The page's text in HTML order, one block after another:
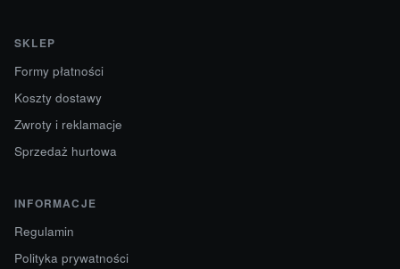
SKLEP
Formy płatności
Koszty dostawy
Zwroty i reklamacje
Sprzedaż hurtowa
INFORMACJE
Regulamin
Polityka prywatności